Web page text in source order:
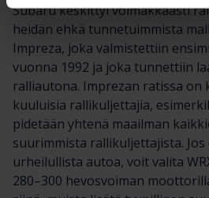
Subaru keskittyi voimakkaasti
heidän ehkä tunnetuimmista
Impreza, joka valmistettiin
vuonna 1992 ja joka tunnettiin
ralliautona. Imprezan ratissa on
kuuluisia rallikuljettajia,
pidetään yhtenä maailman
suurimmista rallikuljettajista.
urheilullista autoa, voit valita
280–300 hevosvoiman